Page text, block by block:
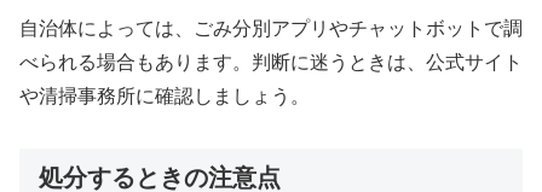
自治体によっては、ごみ分別アプリやチャットボットで調
べられる場合もあります。判断に迷うときは、公式サイト
や清掃事務所に確認しましょう。
処分するときの注意点